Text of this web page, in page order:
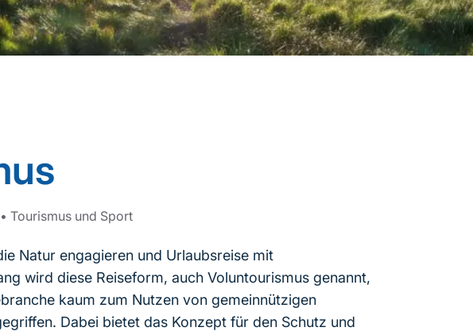
• Tourismus und Sport
Natur engagieren und Urlaubsreise mit
wird diese Reiseform, auch Voluntourismus genannt,
kaum zum Nutzen von gemeinnützigen
Dabei bietet das Konzept für den Schutz und